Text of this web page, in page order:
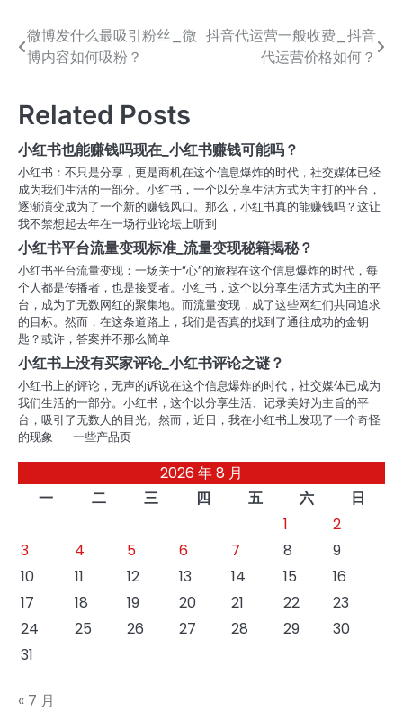
文
章
导
航
微博发什么最吸引粉丝_微
博内容如何吸粉？
抖音代运营一般收费_抖音
代运营价格如何？
Related Posts
小红书也能赚钱吗现在_小红书赚钱可能吗？
小红书：不只是分享，更是商机在这个信息爆炸的时代，社交媒体已经
成为我们生活的一部分。小红书，一个以分享生活方式为主打的平台，
逐渐演变成为了一个新的赚钱风口。那么，小红书真的能赚钱吗？这让
我不禁想起去年在一场行业论坛上听到
小红书平台流量变现标准_流量变现秘籍揭秘？
小红书平台流量变现：一场关于“心”的旅程在这个信息爆炸的时代，每
个人都是传播者，也是接受者。小红书，这个以分享生活方式为主的平
台，成为了无数网红的聚集地。而流量变现，成了这些网红们共同追求
的目标。然而，在这条道路上，我们是否真的找到了通往成功的金钥
匙？或许，答案并不那么简单
小红书上没有买家评论_小红书评论之谜？
小红书上的评论，无声的诉说在这个信息爆炸的时代，社交媒体已成为
我们生活的一部分。小红书，这个以分享生活、记录美好为主旨的平
台，吸引了无数人的目光。然而，近日，我在小红书上发现了一个奇怪
的现象——一些产品页
2026 年 8 月
一
二 三 四 五 六
日
1
2
3
4 5 6 7 8
9
10
11 12 13 14 15
16
17
18 19 20 21 22
23
24
25 26 27 28 29
30
31
« 7 月